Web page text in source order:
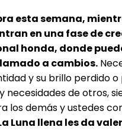
esta semana,
en una fase de
honda, donde
a cambios.
y su brillo perdido
necesidades de otros,
los demás y ustedes
Luna llena les da